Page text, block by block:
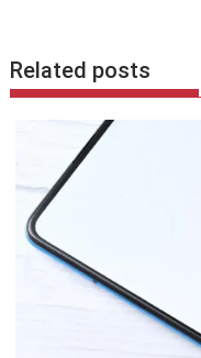
Related posts